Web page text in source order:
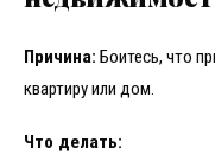
Причина: Боитесь, что
квартиру или дом.
Что делать: